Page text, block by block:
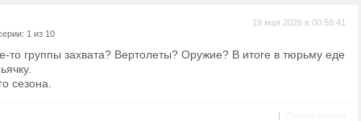
1 из 10
19 мая 2026 в 00:58:41
то группы захвата? Вертолеты? Оружие? В итоге в тюрьму еде
сезона.
|